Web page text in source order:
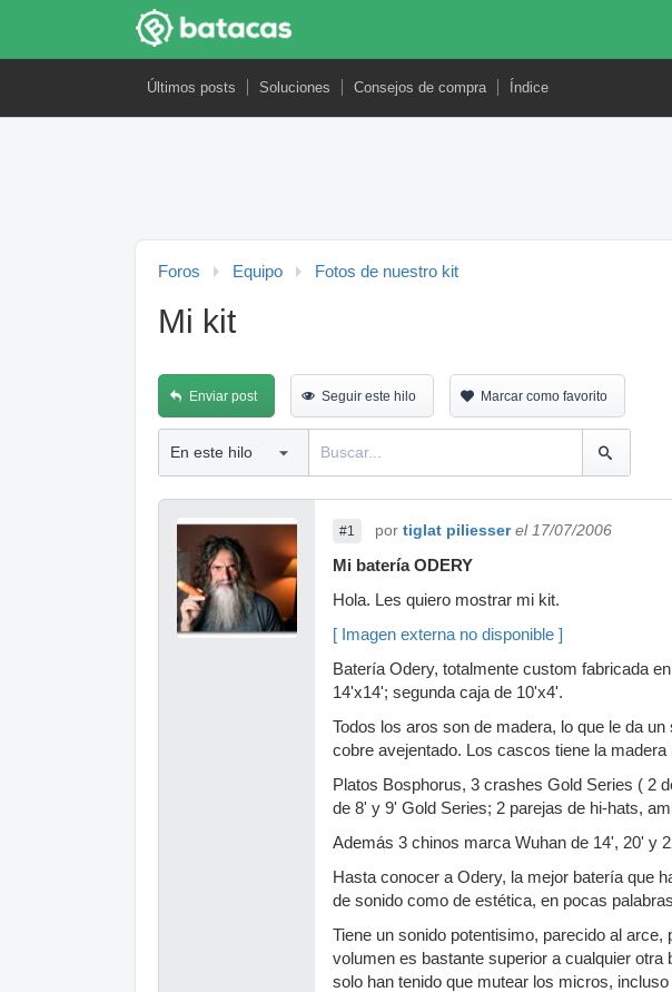
Últimos posts Soluciones Consejos de compra Índice
Foros Equipo Fotos de nuestro kit
Mi kit
Enviar post Seguir este hilo Marcar como favorito
#1 por tiglat piliesser el 17/07/2006
Mi batería ODERY
Hola. Les quiero mostrar mi kit.
[ Imagen externa no disponible ]
Batería Odery, totalmente custom fabricada
14'x14'; segunda caja de 10'x4'.
Todos los aros son de madera, lo que le da
cobre avejentado. Los cascos tiene la madera
Platos Bosphorus, 3 crashes Gold Series ( 2
de 8' y 9' Gold Series; 2 parejas de hi-hats,
Además 3 chinos marca Wuhan de 14', 20' y
Hasta conocer a Odery, la mejor batería que
de sonido como de estética, en pocas
Tiene un sonido potentisimo, parecido al
volumen es bastante superior a cualquier
solo han tenido que mutear los micros,